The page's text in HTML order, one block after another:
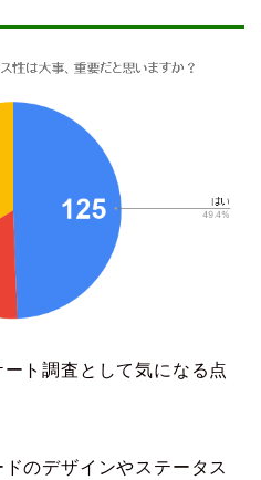
ト調査として気になる点
のデザインやステータス